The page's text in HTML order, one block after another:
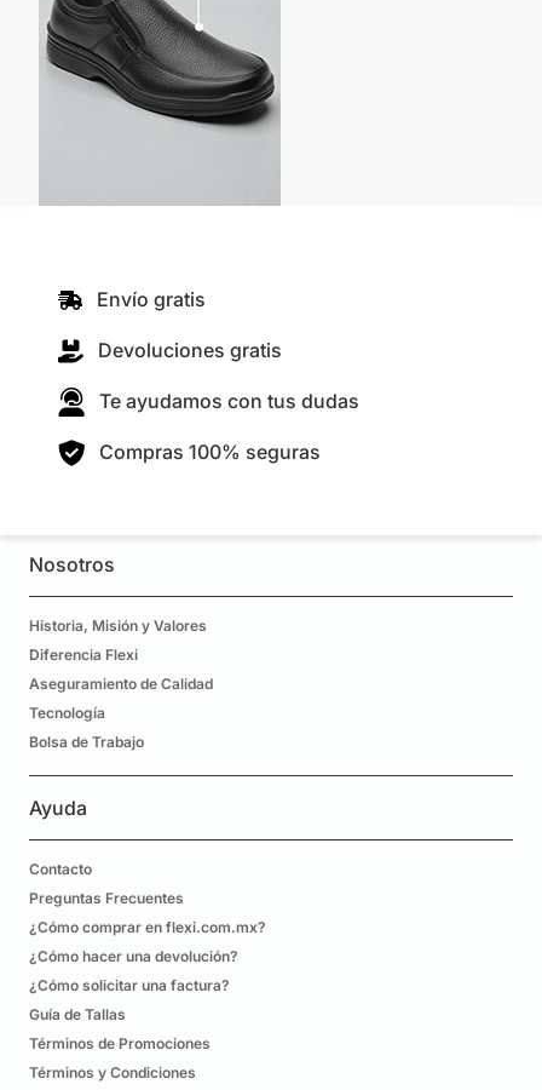
Envío gratis
Devoluciones gratis
Te ayudamos con tus dudas
Compras 100% seguras
Nosotros
Historia, Misión y Valores
Diferencia Flexi
Aseguramiento de Calidad
Tecnología
Bolsa de Trabajo
Ayuda
Contacto
Preguntas Frecuentes
¿Cómo comprar en flexi.com.mx?
¿Cómo hacer una devolución?
¿Cómo solicitar una factura?
Guía de Tallas
Términos de Promociones
Términos y Condiciones